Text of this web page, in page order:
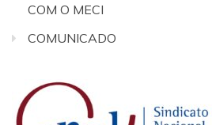
COM O MECI
COMUNICADO